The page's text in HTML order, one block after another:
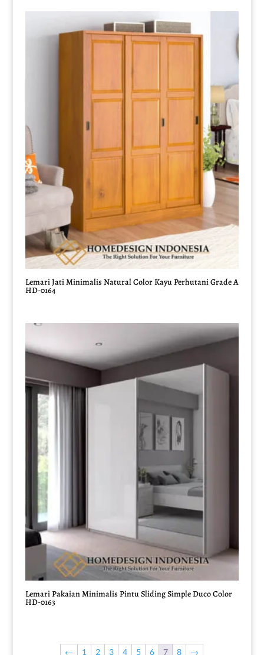
Lemari Jati Minimalis Natural Color Kayu Perhutani Grade A
HD-0164
Lemari Pakaian Minimalis Pintu Sliding Simple Duco Color
HD-0163
← 1 2 3 4 5 6 7 8 →